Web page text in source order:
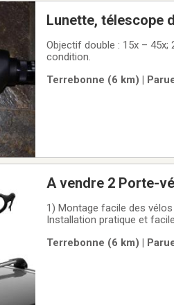
Lunette, télescope
Objectif double : 15x – 45x; 20x – 60xVient avec socle pour tête Manfrotto, étui et courroie. Excellente
condition.
Terrebonne (6 km) |
A vendre 2 Porte-
1) Montage facile des
Installation pratique et
vélos aux barres de toit 6)
Terrebonne (6 km) |